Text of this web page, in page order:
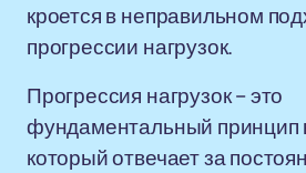
кроется в неправильном
прогрессии нагрузок.
Прогрессия нагрузок – это
фундаментальный принцип
который отвечает за